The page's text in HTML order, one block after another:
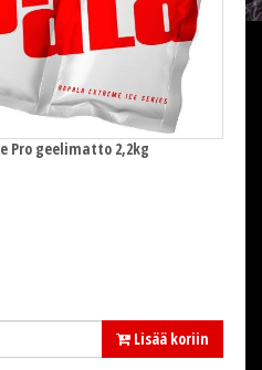
Pro geelimatto 2,2kg
Lisää koriin